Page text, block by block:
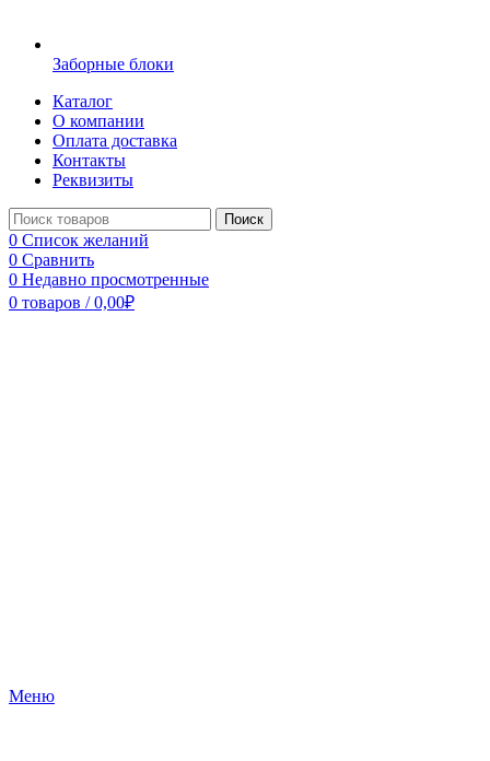
Заборные блоки
Каталог
О компании
Оплата доставка
Контакты
Реквизиты
Поиск
0 Список желаний
0 Сравнить
0 Недавно просмотренные
0 товаров / 0,00₽
Меню